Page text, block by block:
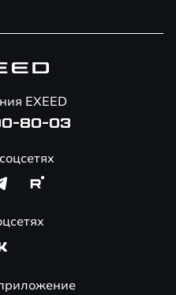
EXEED
80-03